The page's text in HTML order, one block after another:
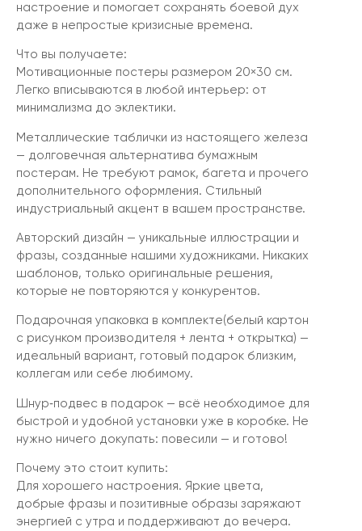
настроение и помогает сохранять боевой дух
даже в непростые кризисные времена.
Что вы получаете:
Мотивационные постеры размером 20×30 см.
Легко вписываются в любой интерьер: от
минимализма до эклектики.
Металлические таблички из настоящего железа
— долговечная альтернатива бумажным
постерам. Не требуют рамок, багета и прочего
дополнительного оформления. Стильный
индустриальный акцент в вашем пространстве.
Авторский дизайн — уникальные иллюстрации и
фразы, созданные нашими художниками. Никаких
шаблонов, только оригинальные решения,
которые не повторяются у конкурентов.
Подарочная упаковка в комплекте(белый картон
с рисунком производителя + лента + открытка) —
идеальный вариант, готовый подарок близким,
коллегам или себе любимому.
Шнур‑подвес в подарок — всё необходимое для
быстрой и удобной установки уже в коробке. Не
нужно ничего докупать: повесили — и готово!
Почему это стоит купить:
Для хорошего настроения. Яркие цвета,
добрые фразы и позитивные образы заряжают
энергией с утра и поддерживают до вечера.